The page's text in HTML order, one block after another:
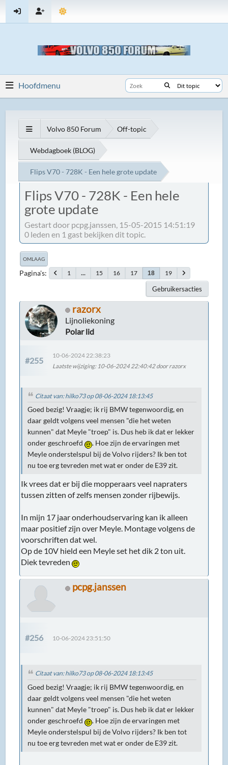
Hoofdmenu
Volvo 850 Forum Off-topic
Webdagboek (BLOG)
Flips V70 - 728K - Een hele grote update
Flips V70 - 728K - Een hele
grote update
Gestart door pcpg.janssen, 15-05-2015 14:51:19
0 leden en 1 gast bekijken dit topic.
OMLAAG
Pagina's 1 ... 15 16 17 18 19
Gebruikersacties
razorx
Lijnoliekoning
Polar lid
#255
10-06-2024 22:38:23
Laatste wijziging: 10-06-2024 22:40:42 door razorx
Citaat van: hilko73 op 08-06-2024 18:13:45
Goed bezig! Vraagje; ik rij BMW tegenwoordig, en
daar geldt volgens veel mensen "die het weten
kunnen" dat Meyle "troep" is. Dus heb ik dat er lekker
onder geschroefd
. Hoe zijn de ervaringen met
Meyle onderstelspul bij de Volvo rijders? Ik ben tot
nu toe erg tevreden met wat er onder de E39 zit.
Ik vrees dat er bij die mopperaars veel napraters
tussen zitten of zelfs mensen zonder rijbewijs.
In mijn 17 jaar onderhoudservaring kan ik alleen
maar positief zijn over Meyle. Montage volgens de
voorschriften dat wel.
Op de 10V hield een Meyle set het dik 2 ton uit.
Diek tevreden
pcpg.janssen
#256 10-06-2024 23:51:50
Citaat van: hilko73 op 08-06-2024 18:13:45
Goed bezig! Vraagje; ik rij BMW tegenwoordig, en
daar geldt volgens veel mensen "die het weten
kunnen" dat Meyle "troep" is. Dus heb ik dat er lekker
onder geschroefd
. Hoe zijn de ervaringen met
Meyle onderstelspul bij de Volvo rijders? Ik ben tot
nu toe erg tevreden met wat er onder de E39 zit.